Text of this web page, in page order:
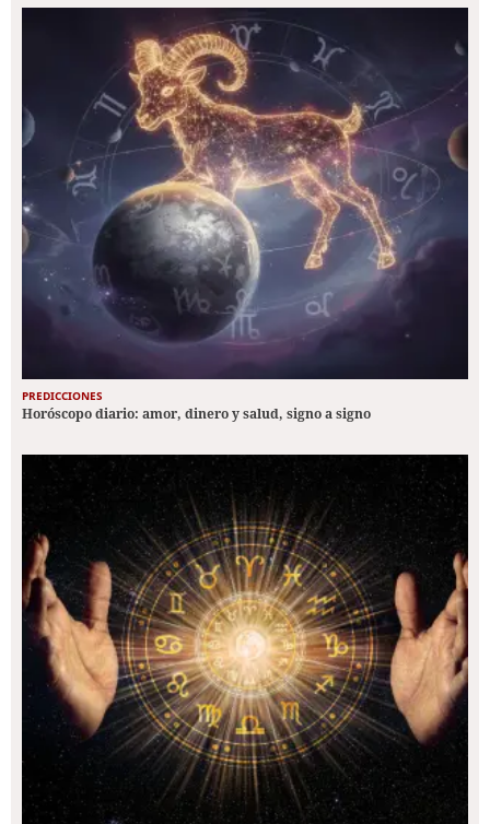
PREDICCIONES
Horóscopo diario: amor, dinero y salud, signo a signo